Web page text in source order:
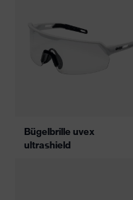
Bügelbrille uvex
ultrashield